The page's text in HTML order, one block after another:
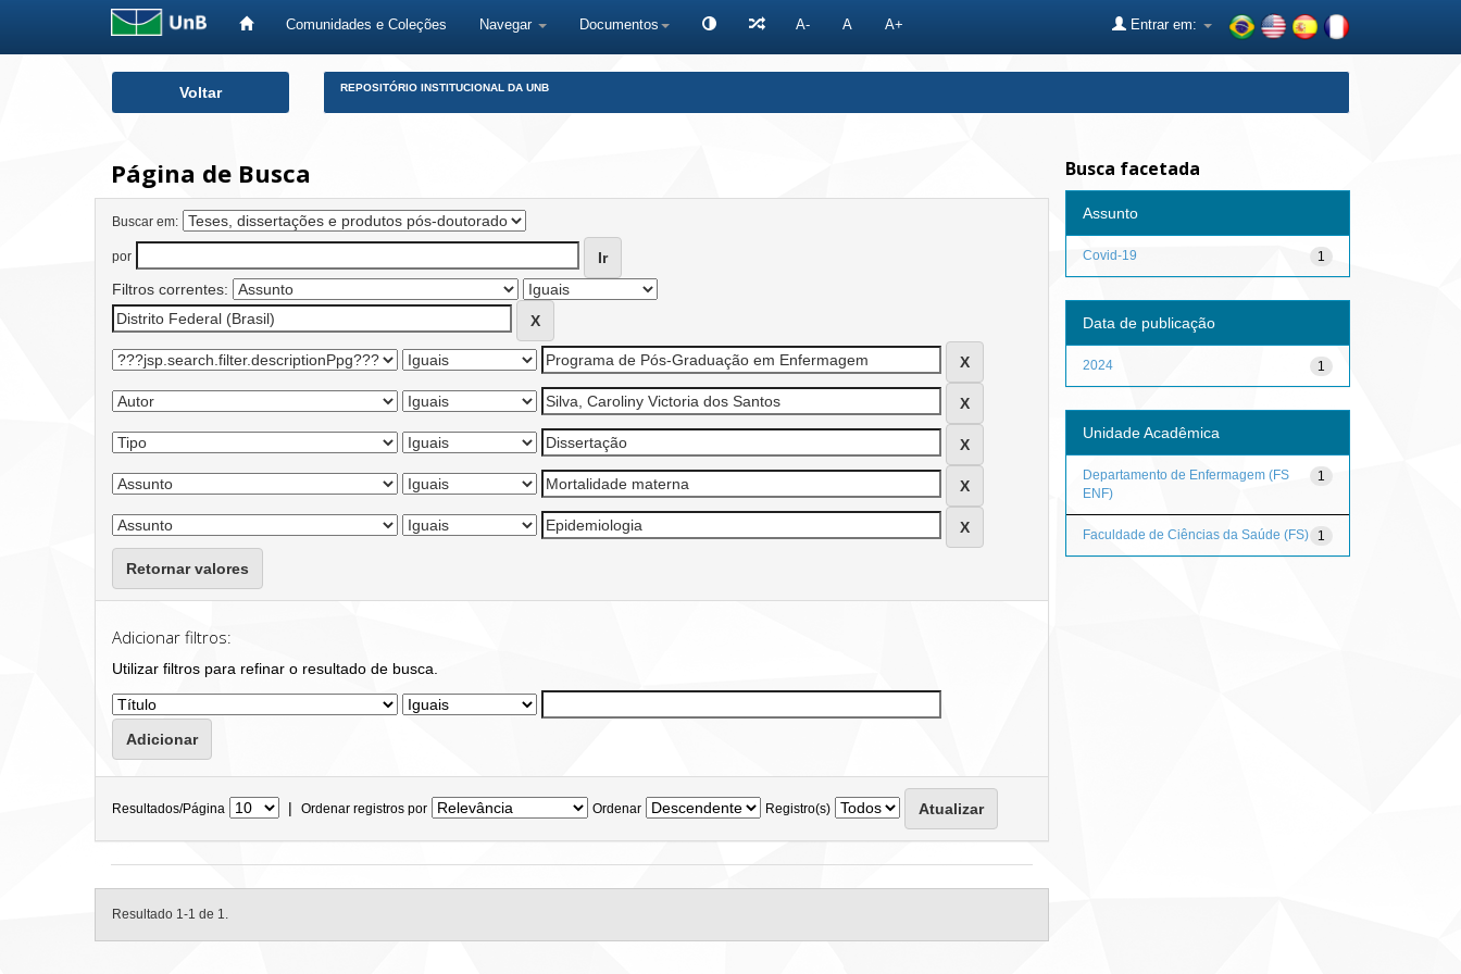
Comunidades e Coleções Navegar Documentos A- A A+ Entrar em:
Voltar REPOSITÓRIO INSTITUCIONAL DA UNB
Página de Busca
Buscar em:
por
Filtros correntes:
Retornar valores
Adicionar filtros:
Utilizar filtros para refinar o resultado de busca.
Resultados/Página | Ordenar registros por Ordenar Registro(s)
Resultado 1-1 de 1.
Busca facetada
Assunto
1
Covid-19
Data de publicação
1
2024
Unidade Acadêmica
1
Departamento de Enfermagem (FS
ENF)
1
Faculdade de Ciências da Saúde (FS)